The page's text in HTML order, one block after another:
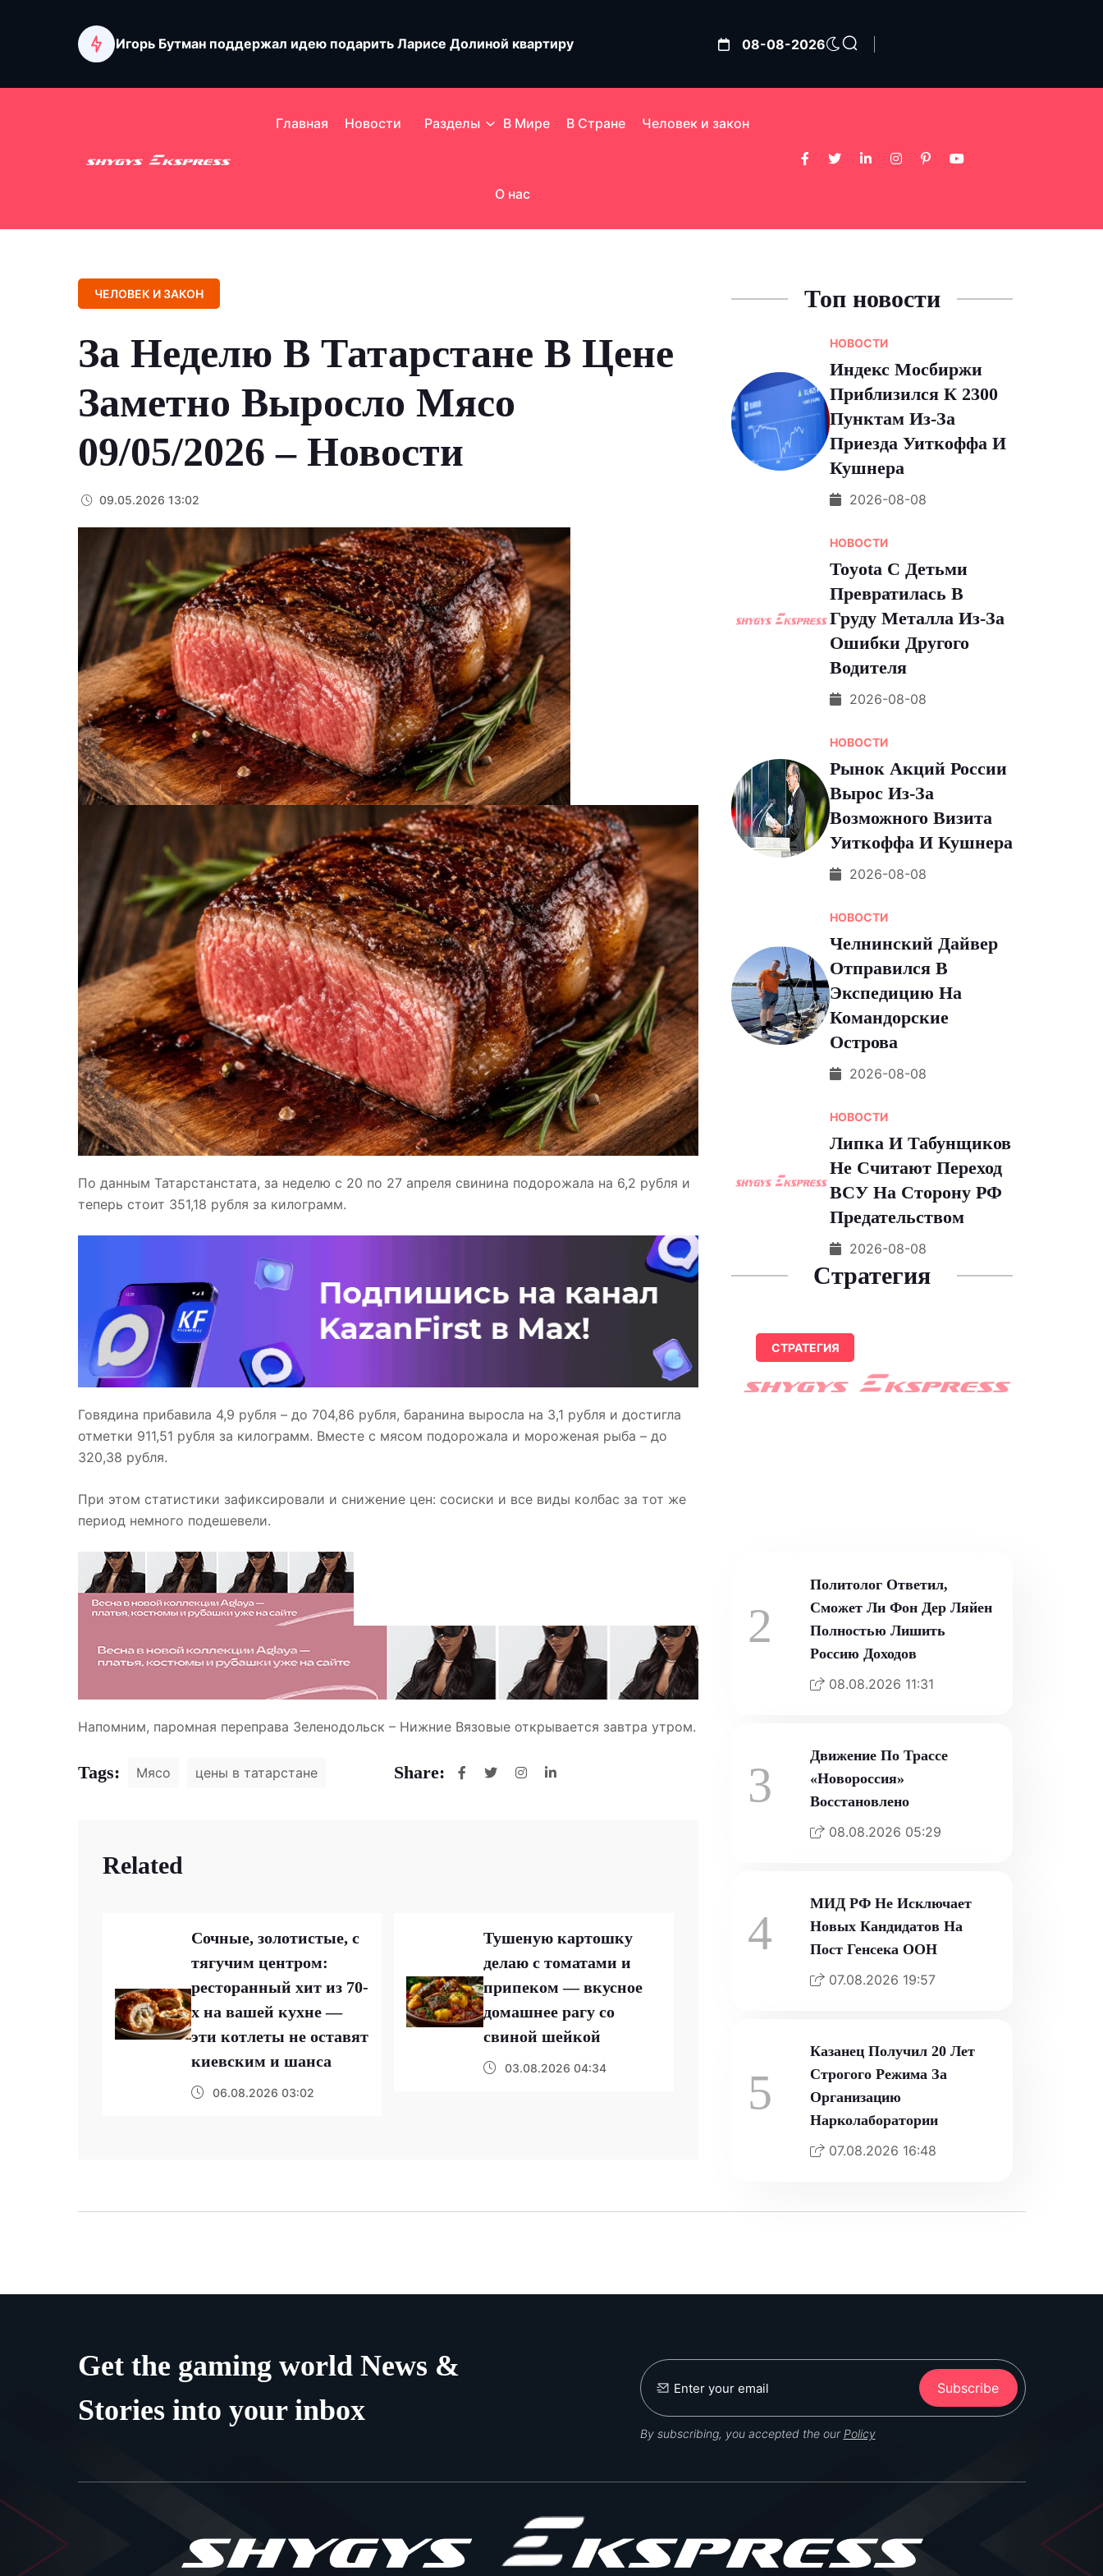
Игорь Бутман поддержал идею подарить Ларисе Долиной квартиру
Лихорадка на фронте и провал ПВО Украины: новости СВО к вечеру 8 августа
08-08-2026
Главная Новости Разделы В Мире В Стране Человек и закон
О нас
ЧЕЛОВЕК И ЗАКОН
За Неделю В Татарстане В Цене
Заметно Выросло Мясо
09/05/2026 – Новости
09.05.2026 13:02
По данным Татарстанстата, за неделю с 20 по 27 апреля свинина подорожала на 6,2 рубля и
теперь стоит 351,18 рубля за килограмм.
Говядина прибавила 4,9 рубля – до 704,86 рубля, баранина выросла на 3,1 рубля и достигла
отметки 911,51 рубля за килограмм. Вместе с мясом подорожала и мороженая рыба – до
320,38 рубля.
При этом статистики зафиксировали и снижение цен: сосиски и все виды колбас за тот же
период немного подешевели.
Напомним, паромная переправа Зеленодольск – Нижние Вязовые открывается завтра утром.
Tags: Мясо цены в татарстане Share:
Related
Сочные, золотистые, с
тягучим центром:
ресторанный хит из 70-
х на вашей кухне —
эти котлеты не оставят
киевским и шанса
06.08.2026 03:02
Тушеную картошку
делаю с томатами и
припеком — вкусное
домашнее рагу со
свиной шейкой
03.08.2026 04:34
Топ новости
НОВОСТИ
Индекс Мосбиржи
Приблизился К 2300
Пунктам Из-За
Приезда Уиткоффа И
Кушнера
2026-08-08
НОВОСТИ
Toyota С Детьми
Превратилась В
Груду Металла Из-За
Ошибки Другого
Водителя
2026-08-08
НОВОСТИ
Рынок Акций России
Вырос Из-За
Возможного Визита
Уиткоффа И Кушнера
2026-08-08
НОВОСТИ
Челнинский Дайвер
Отправился В
Экспедицию На
Командорские
Острова
2026-08-08
НОВОСТИ
Липка И Табунщиков
Не Считают Переход
ВСУ На Сторону РФ
Предательством
2026-08-08
Стратегия
СТРАТЕГИЯ
2
Политолог Ответил,
Сможет Ли Фон Дер Ляйен
Полностью Лишить
Россию Доходов
08.08.2026 11:31
3
Движение По Трассе
«Новороссия»
Восстановлено
08.08.2026 05:29
4
МИД РФ Не Исключает
Новых Кандидатов На
Пост Генсека ООН
07.08.2026 19:57
5
Казанец Получил 20 Лет
Строгого Режима За
Организацию
Нарколаборатории
07.08.2026 16:48
Get the gaming world News &
Stories into your inbox
Subscribe
By subscribing, you accepted the our Policy